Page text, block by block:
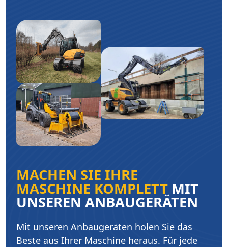
MACHEN SIE IHRE
MASCHINE KOMPLETT MIT
UNSEREN ANBAUGERÄTEN
Mit unseren Anbaugeräten holen Sie das
Beste aus Ihrer Maschine heraus. Für jede